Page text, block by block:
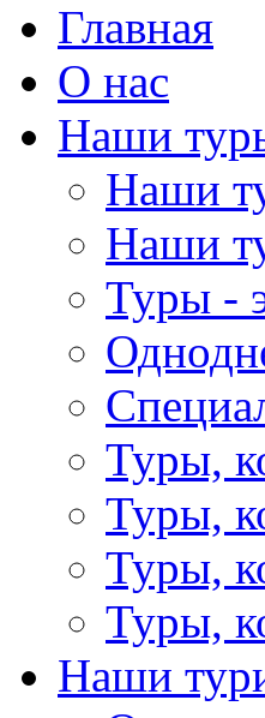
Главная
О нас
Наши
Наши
Наши
Туры -
Туры,
Туры,
Туры,
Туры,
Наши